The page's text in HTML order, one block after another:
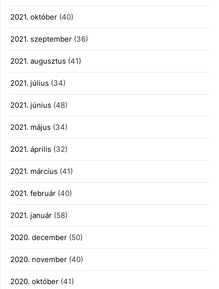
2021. október (40)
2021. szeptember (36)
2021. augusztus (41)
2021. július (34)
2021. június (48)
2021. május (34)
2021. április (32)
2021. március (41)
2021. február (40)
2021. január (58)
2020. december (50)
2020. november (40)
2020. október (41)